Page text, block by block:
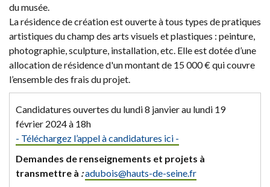
du musée.
La résidence de création est ouverte à tous types de pratiques
artistiques du champ des arts visuels et plastiques : peinture,
photographie, sculpture, installation, etc. Elle est dotée d’une
allocation de résidence d'un montant de 15 000 € qui couvre
l’ensemble des frais du projet.
Candidatures ouvertes du lundi 8 janvier au lundi 19
février 2024 à 18h
- Téléchargez l’appel à candidatures ici -
Demandes de renseignements et projets à
transmettre à :adubois@hauts-de-seine.fr